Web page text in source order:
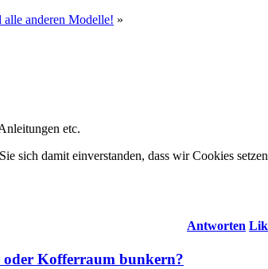
anderen Modelle! »
etc.
sich damit einverstanden, dass wir Cookies
Antworten
oder Kofferraum bunkern?